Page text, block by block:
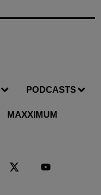
PODCASTS
MAXXIMUM